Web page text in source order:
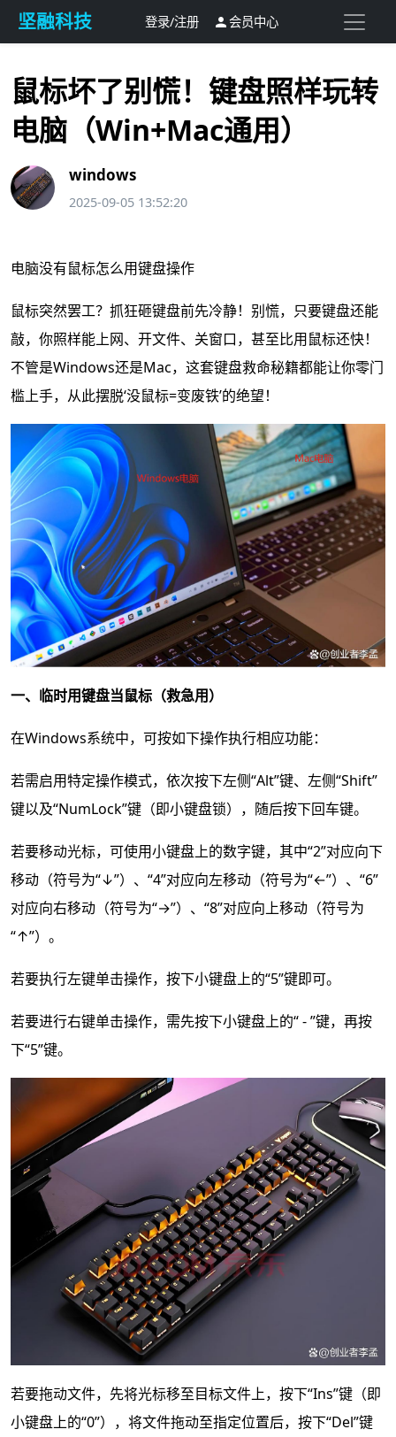
坚融科技 登录/注册 会员中心
鼠标坏了别慌！键盘照样玩转
电脑（Win+Mac通用）
windows
2025-09-05 13:52:20
电脑没有鼠标怎么用键盘操作
鼠标突然罢工？抓狂砸键盘前先冷静！别慌，只要键盘还能
敲，你照样能上网、开文件、关窗口，甚至比用鼠标还快！
不管是Windows还是Mac，这套键盘救命秘籍都能让你零门
槛上手，从此摆脱‘没鼠标=变废铁’的绝望！
一、临时用键盘当鼠标（救急用）
在Windows系统中，可按如下操作执行相应功能：
若需启用特定操作模式，依次按下左侧“Alt”键、左侧“Shift”
键以及“NumLock”键（即小键盘锁），随后按下回车键。
若要移动光标，可使用小键盘上的数字键，其中“2”对应向下
移动（符号为“↓”）、“4”对应向左移动（符号为“←”）、“6”
对应向右移动（符号为“→”）、“8”对应向上移动（符号为
“↑”）。
若要执行左键单击操作，按下小键盘上的“5”键即可。
若要进行右键单击操作，需先按下小键盘上的“ - ”键，再按
下“5”键。
若要拖动文件，先将光标移至目标文件上，按下“Ins”键（即
小键盘上的“0”），将文件拖动至指定位置后，按下“Del”键